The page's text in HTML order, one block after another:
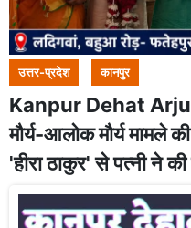
उत्तर-प्रदेश कानपुर
Kanpur Dehat
मौर्य-आलोक मौर्य मामले
'हीरा ठाकुर' से पत्नी ने